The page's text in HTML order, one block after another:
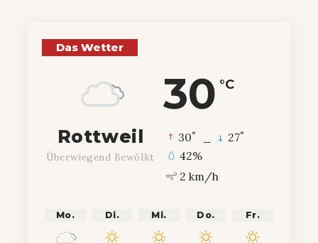
Das Wetter
30 °C
Rottweil
Überwiegend Bewölkt
30° 27°
42%
2 km/h
Mo. Di. Mi. Do. Fr.